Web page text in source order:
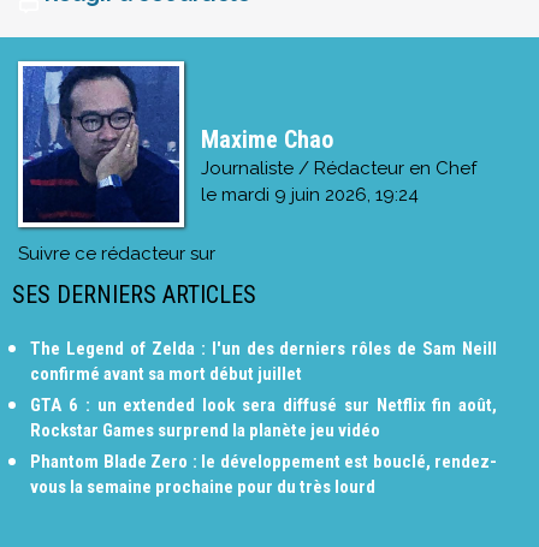
Maxime Chao
Journaliste / Rédacteur en Chef
le mardi 9 juin 2026, 19:24
Suivre ce rédacteur sur
SES DERNIERS ARTICLES
The Legend of Zelda : l'un des derniers rôles de Sam Neill
confirmé avant sa mort début juillet
GTA 6 : un extended look sera diffusé sur Netflix fin août,
Rockstar Games surprend la planète jeu vidéo
Phantom Blade Zero : le développement est bouclé, rendez-
vous la semaine prochaine pour du très lourd